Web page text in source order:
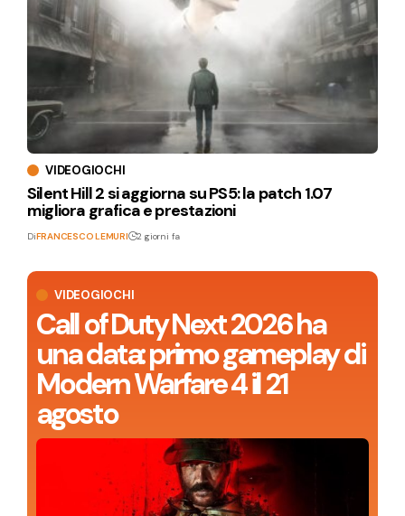
VIDEOGIOCHI
Call of Duty Next 2026 ha
una data: primo gameplay di
Modern Warfare 4 il 21
agosto
VIDEOGIOCHI
Silent Hill 2 si aggiorna su PS5: la patch 1.07
migliora grafica e prestazioni
DiFRANCESCO LEMURI 2 giorni fa